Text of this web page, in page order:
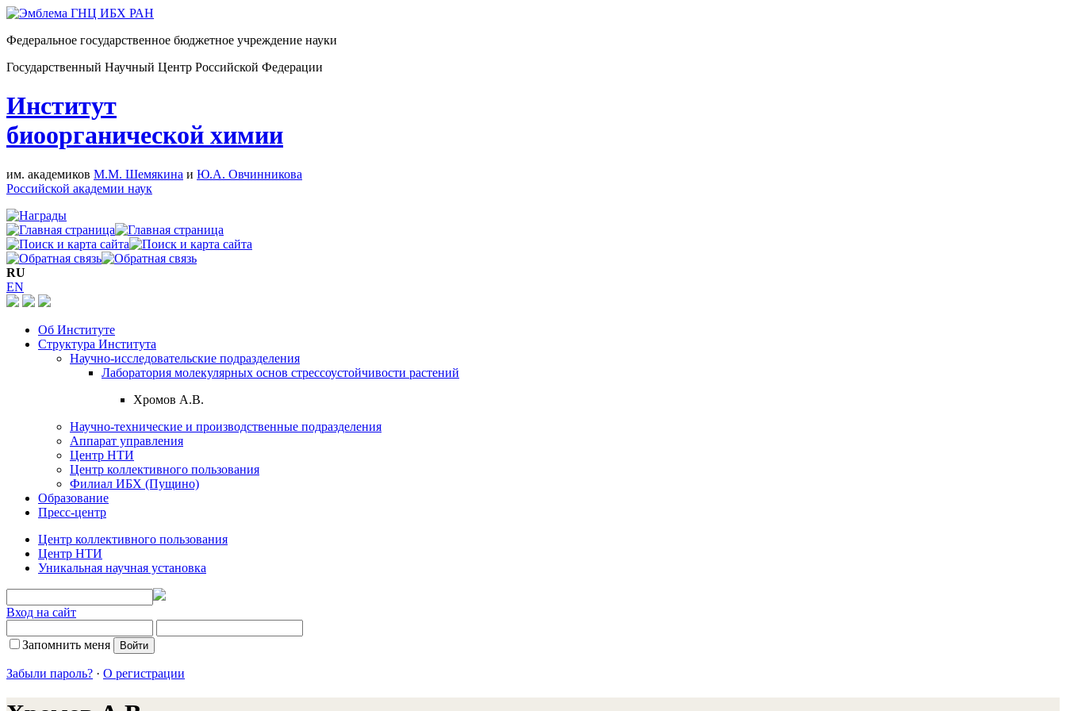
Федеральное государственное бюджетное учреждение науки
Государственный Научный Центр Российской Федерации
Институт
биоорганической химии
им. академиков М.М. Шемякина и Ю.А. Овчинникова
Российской академии наук
RU
EN
Об Институте
Структура Института
Научно-исследовательские подразделения
Лаборатория молекулярных основ стрессоустойчивости растений
Хромов А.В.
Научно-технические и производственные подразделения
Аппарат управления
Центр НТИ
Центр коллективного пользования
Филиал ИБХ (Пущино)
Образование
Пресс-центр
Центр коллективного пользования
Центр НТИ
Уникальная научная установка
Вход на сайт
Запомнить меня
Забыли пароль? · О регистрации